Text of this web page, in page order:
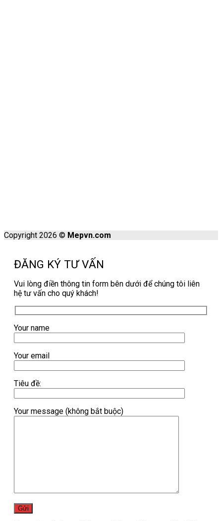
Copyright 2026 © Mepvn.com
ĐĂNG KÝ TƯ VẤN
Vui lòng điền thông tin form bên dưới để chúng tôi liên
hệ tư vấn cho quý khách!
Your name
Your email
Tiêu đề:
Your message (không bắt buộc)